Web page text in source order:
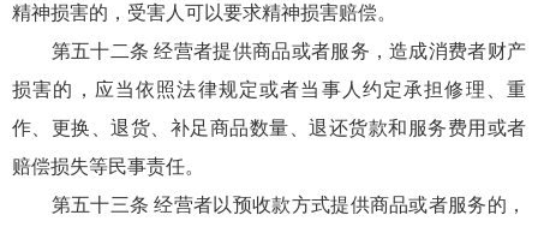
精神损害的，受害人可以要求精神损害赔偿。
第五十二条 经营者提供商品或者服务，造成消费者财产
损害的，应当依照法律规定或者当事人约定承担修理、重
作、更换、退货、补足商品数量、退还货款和服务费用或者
赔偿损失等民事责任。
第五十三条 经营者以预收款方式提供商品或者服务的，